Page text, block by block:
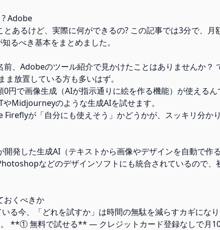
Adobe
あるけど、実際に何ができるの? この記事では3分で、月
るべき基本をまとめました。
前、Adobeのツール紹介で見かけたことはありませんか？
放置している方も多いはず。
円で画像生成（AIが指示通りに絵を作る機能）が使えるん
Midjourneyのような生成AIを試せます。
が「自分にも使えそう」かどうかが、スッキリ分かり
発した生成AI（テキストから画像やデザインを自動で作
などのデザインソフトにも統合されているので、
おくべきか
る今、「どれを試すか」は時間の無駄を減らすカギになり
**① 無料で試せる** — クレジットカード登録なしで月